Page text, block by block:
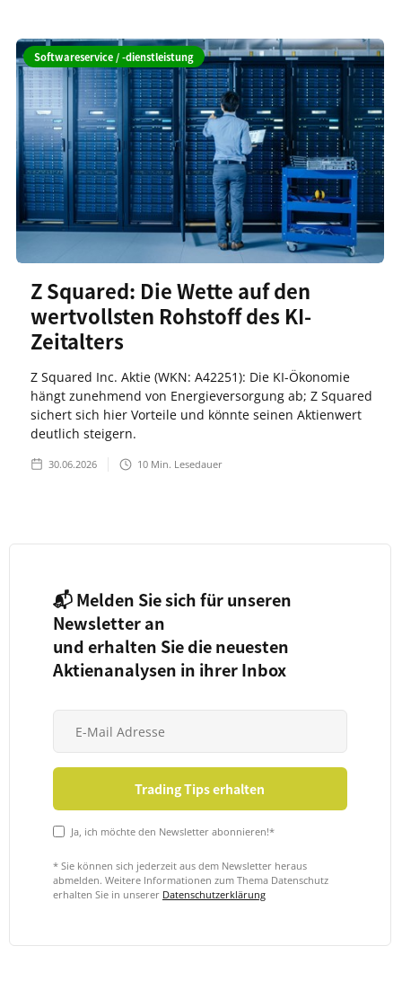
Softwareservice / -dienstleistung
Z Squared: Die Wette auf den
wertvollsten Rohstoff des KI-
Zeitalters
Z Squared Inc. Aktie (WKN: A42251): Die KI-Ökonomie
hängt zunehmend von Energieversorgung ab; Z Squared
sichert sich hier Vorteile und könnte seinen Aktienwert
deutlich steigern.
30.06.2026 10 Min. Lesedauer
📬 Melden Sie sich für unseren
Newsletter an
und erhalten Sie die neuesten
Aktienanalysen in ihrer Inbox
Ja, ich möchte den Newsletter abonnieren!*
* Sie können sich jederzeit aus dem Newsletter heraus
abmelden. Weitere Informationen zum Thema Datenschutz
erhalten Sie in unserer Datenschutzerklärung